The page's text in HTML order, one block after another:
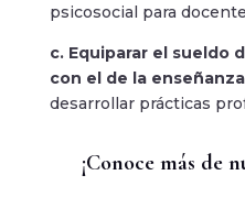
psicosocial para
c. Equiparar el sueldo
con el de la
desarrollar prácticas
¡Conoce más de